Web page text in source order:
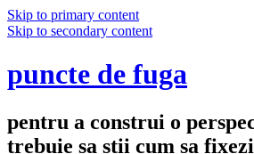
Skip to primary content
Skip to secondary content
puncte de fuga
pentru a construi o
trebuie sa stii cum sa